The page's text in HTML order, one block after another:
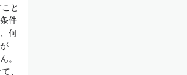
と
件
何
。
、